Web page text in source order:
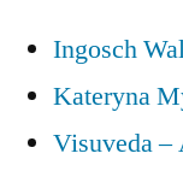
Ingosch
Kateryna
Visuveda –